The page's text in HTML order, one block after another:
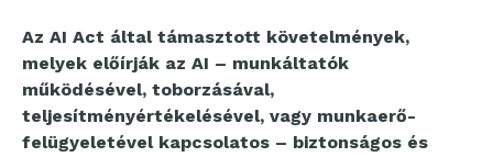
Az AI Act által támasztott követelmények,
melyek előírják az AI – munkáltatók
működésével, toborzásával,
teljesítményértékelésével, vagy munkaerő-
felügyeletével kapcsolatos – biztonságos és